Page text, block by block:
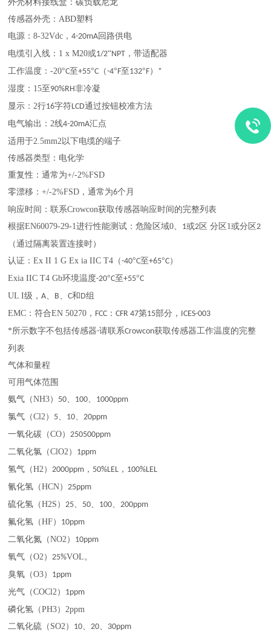
外壳材料接线盒：碳负载尼龙
传感器外壳：ABD塑料
电源 ：8-32Vdc ，4-20mA回路供电
电缆引入线 ： 1 x M20或1/2“NPT ，带适配器
工作温度 ：-20°C至+55°C （-4°F至 132°F） *
湿度 ： 15至 90%RH非冷凝
显示 ：2行16字符LCD通过按钮校准方法
电气输出 ：2线4-20mA汇点
适用于2.5mm2以下电缆的端子
传感器类型 ： 电化学
重复性 ：通常为+/-2%FSD
零漂移 ：+/-2%FSD ，通常为6个月
响应时间 ：联系Crowcon获取传感器响应时间的完整列表
根据EN60079-29-1进行性能测试 ：危险区域0、 1或2 区 分区 1或分区2
（通过隔离装置连接时）
认证 ：Ex II 1 G Ex ia IIC T4 （-40°C至+65°C）
Exia IIC T4 Gb环境温度-20°C至+55°C
UL I级，A、 B、C和 D组
EMC ：符合EN 50270 ， FCC ：CFR 47第15部分， ICES-003
*所示数字不包括传感器-请联系Crowcon获取传感器工作温度的完整
列表
气体和量程
可用气体范围
氨气（NH3） 50、 100、 1000ppm
氯气（Cl2） 5、 10、20ppm
一氧化碳（CO）250500ppm
二氧化氯（ClO2） 1ppm
氢气（H2）2000ppm ， 50%LEL ， 100%LEL
氰化氢（HCN）25ppm
硫化氢（H2S ）25、 50、 100、200ppm
氟化氢（HF） 10ppm
二氧化氮（NO2） 10ppm
氧气（O2）25%VOL。
臭氧（O3） 1ppm
光气（COCl2） 1ppm
磷化氢（PH3）2ppm
二氧化硫（ SO2） 10、20、 30ppm